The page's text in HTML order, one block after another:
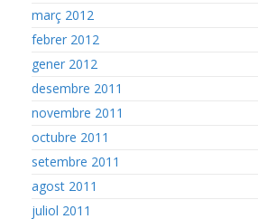
març 2012
febrer 2012
gener 2012
desembre 2011
novembre 2011
octubre 2011
setembre 2011
agost 2011
juliol 2011